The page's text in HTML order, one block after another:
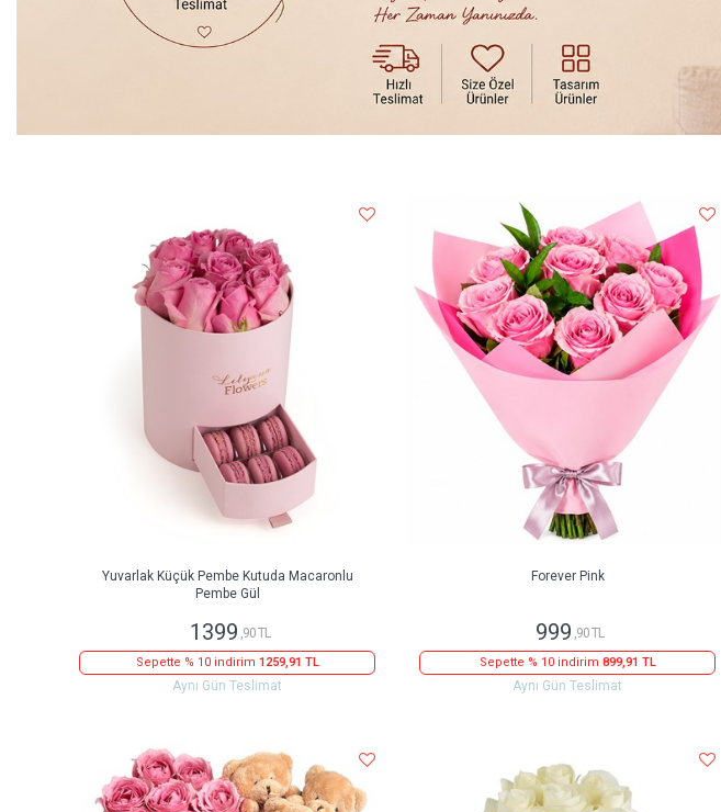
Yuvarlak Küçük Pembe Kutuda Macaronlu
Pembe Gül
1399 ,90 TL
Sepette % 10 indirim 1259,91 TL
Aynı Gün Teslimat
Forever Pink
999 ,90 TL
Sepette % 10 indirim 899,91 TL
Aynı Gün Teslimat